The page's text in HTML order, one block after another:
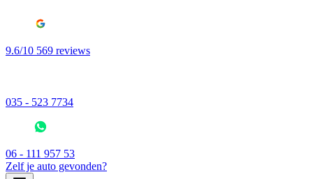
9.6/10 569 reviews
035 - 523 7734
06 - 111 957 53
Zelf je auto gevonden?